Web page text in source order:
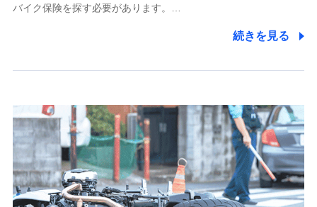
7.社員（従業者）の個人情報
退職関連処理等の各種手続きのため、当社と従業員または従
取引先としての選定業務、営業情報の提供業務、契約締結手
続き業務、取引管理業務、およびこれらに準ずる業務の遂行
のため
9.お問い合わせ情報
各種お問い合わせに対応するため
バイク保険を探す必要があります。…
続きを見る